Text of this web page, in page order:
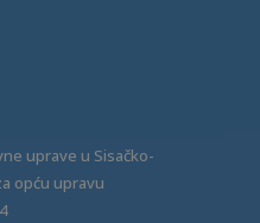
uprave u Sisačko-
opću upravu